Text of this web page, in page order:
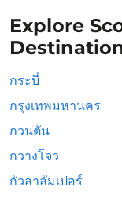
Explore
กระบี่
กรุงเทพมหานคร
กวนตัน
กวางโจว
กัวลาลัมเปอร์